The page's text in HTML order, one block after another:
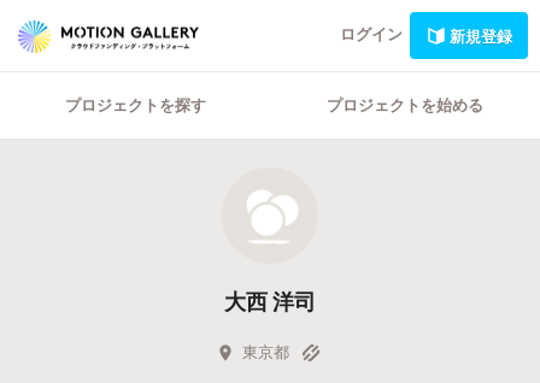
ログイン 新規登録
プロジェクトを探す プロジェクトを始める
大西 洋司
東京都